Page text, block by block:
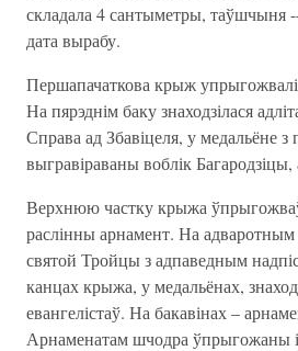
складала 4 сантыметры, таўшчыня
дата вырабу.
Першапачаткова крыж
На пярэднім баку знаходзілася
Справа ад Збавіцеля, у медальёне з
выгравіраваны воблік
Верхнюю частку крыжа
раслінны арнамент. На
святой Тройцы з адпаведным
канцах крыжа, у медальёнах,
евангелістаў. На бакавінах –
Арнаменатам шчодра ўпрыгожаны